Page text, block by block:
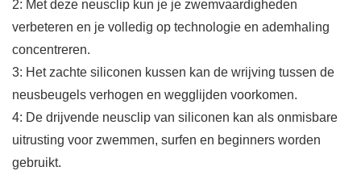
2: Met deze neusclip kun je je zwemvaardigheden
verbeteren en je volledig op technologie en ademhaling
concentreren.
3: Het zachte siliconen kussen kan de wrijving tussen de
neusbeugels verhogen en wegglijden voorkomen.
4: De drijvende neusclip van siliconen kan als onmisbare
uitrusting voor zwemmen, surfen en beginners worden
gebruikt.